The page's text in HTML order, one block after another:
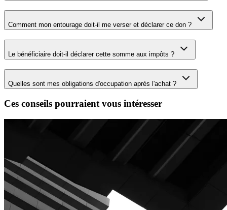
Comment mon entourage doit-il me verser et déclarer ce don ?
Le bénéficiaire doit-il déclarer cette somme aux impôts ?
Quelles sont mes obligations d'occupation après l'achat ?
Ces conseils pourraient vous intéresser